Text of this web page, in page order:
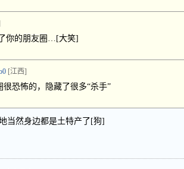
你的朋友圈…[大笑]
[江西]
很恐怖的，隐藏了很多“杀手”
当然身边都是土特产了[狗]